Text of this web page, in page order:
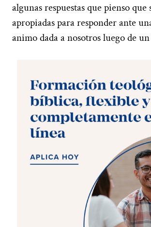
algunas respuestas que pienso que
apropiadas para responder ante
animo dada a nosotros luego de